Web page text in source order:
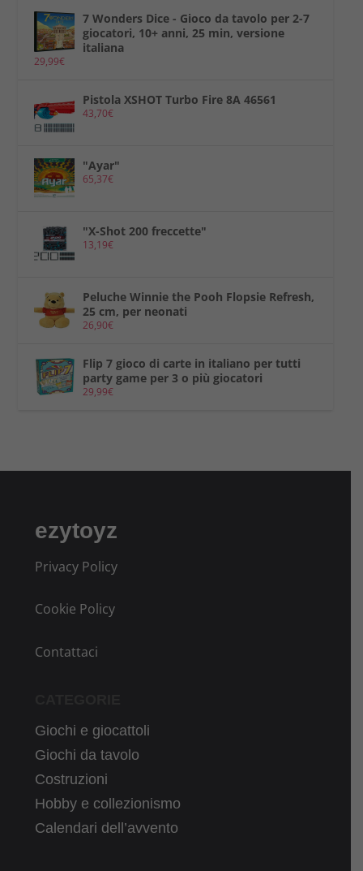
7 Wonders Dice - Gioco da tavolo per 2-7
giocatori, 10+ anni, 25 min, versione
italiana
29,99€
Pistola XSHOT Turbo Fire 8A 46561
43,70€
"Ayar"
65,37€
"X-Shot 200 freccette"
13,19€
Peluche Winnie the Pooh Flopsie Refresh,
25 cm, per neonati
26,90€
Flip 7 gioco di carte in italiano per tutti
party game per 3 o più giocatori
29,99€
ezytoyz
Privacy Policy
Cookie Policy
Contattaci
Giochi e giocattoli
Giochi da tavolo
Costruzioni
Hobby e collezionismo
Calendari dell’avvento